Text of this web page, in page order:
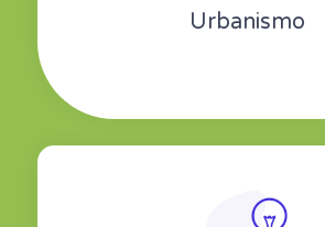
Urbanismo